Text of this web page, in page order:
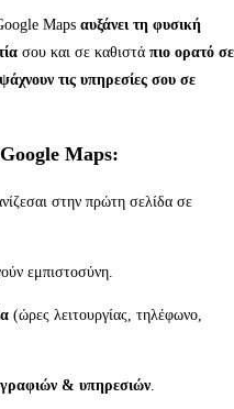
Maps αυξάνει τη φυσική
σου και σε καθιστά πιο ορατό σε
τις υπηρεσίες σου σε
Maps:
στην πρώτη σελίδα σε
εμπιστοσύνη.
(ώρες λειτουργίας, τηλέφωνο,
& υπηρεσιών.